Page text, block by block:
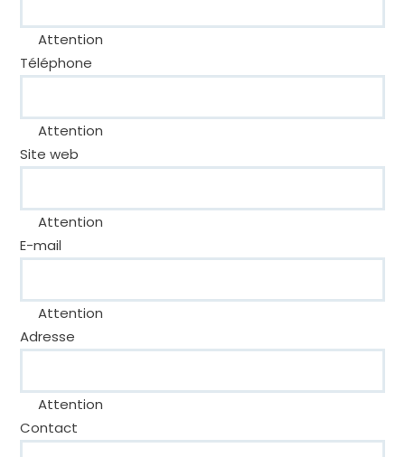
Attention
Téléphone
Attention
Site web
Attention
E-mail
Attention
Adresse
Attention
Contact